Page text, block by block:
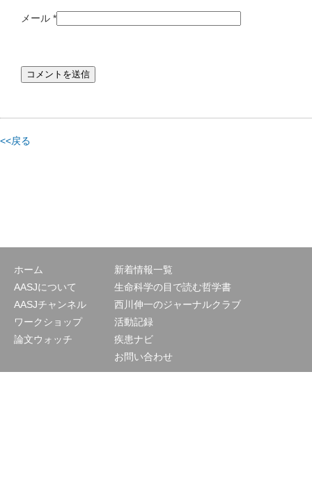
メール *
<<戻る
ホーム
AASJについて
AASJチャンネル
ワークショップ
論文ウォッチ
新着情報一覧
生命科学の目で読む哲学書
西川伸一のジャーナルクラブ
活動記録
疾患ナビ
お問い合わせ